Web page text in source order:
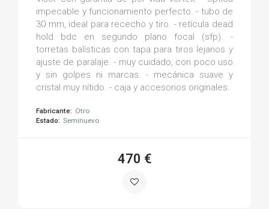
impecable y funcionamiento perfecto. - tubo de
30 mm, ideal para rececho y tiro. - retícula dead
hold bdc en segundo plano focal (sfp). -
torretas balísticas con tapa para tiros lejanos y
ajuste de paralaje. - muy cuidado, con poco uso
y sin golpes ni marcas. - mecánica suave y
cristal muy nítido. - caja y accesorios originales.
Fabricante: Otro
Estado: Seminuevo
470 €